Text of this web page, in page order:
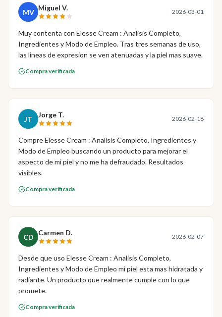
MV Miguel V. 2026-03-01
Muy contenta con Elesse Cream : Analisis Completo,
Ingredientes y Modo de Empleo. Tras tres semanas de uso,
las lineas de expresion se ven atenuadas y la piel mas suave.
Compra verificada
JT Jorge T. 2026-02-18
Compre Elesse Cream : Analisis Completo, Ingredientes y
Modo de Empleo buscando un producto para mejorar el
aspecto de mi piel y no me ha defraudado. Resultados
visibles.
Compra verificada
CD Carmen D. 2026-02-07
Desde que uso Elesse Cream : Analisis Completo,
Ingredientes y Modo de Empleo mi piel esta mas hidratada y
radiante. Un producto que realmente cumple con lo que
promete.
Compra verificada